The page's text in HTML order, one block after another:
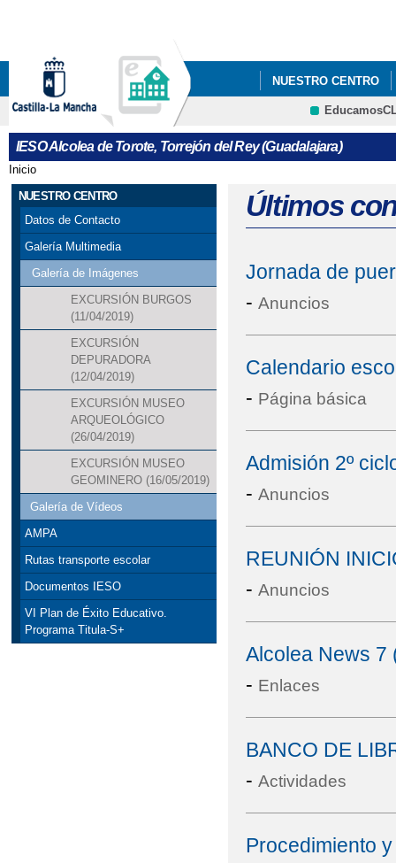
NUESTRO CENTRO
DEPARTAMENTOS
CRFP
IESO Alcolea de Torote, Torrejón del Rey (Guadalajara)
Se encuentra usted aquí
Inicio
NUESTRO CENTRO
Datos de Contacto
Galería Multimedia
Galería de Imágenes
EXCURSIÓN BURGOS
(11/04/2019)
EXCURSIÓN
DEPURADORA
(12/04/2019)
EXCURSIÓN MUSEO
ARQUEOLÓGICO
(26/04/2019)
EXCURSIÓN MUSEO
GEOMINERO (16/05/2019)
Galería de Vídeos
AMPA
Rutas transporte escolar
Documentos IESO
VI Plan de Éxito Educativo.
Programa Titula-S+
Últimos
Jornada de
- Anuncios
Calendario
- Página básica
Admisión 2º
- Anuncios
REUNIÓN
- Anuncios
Alcolea News 7
- Enlaces
BANCO DE
- Actividades
Procedimiento